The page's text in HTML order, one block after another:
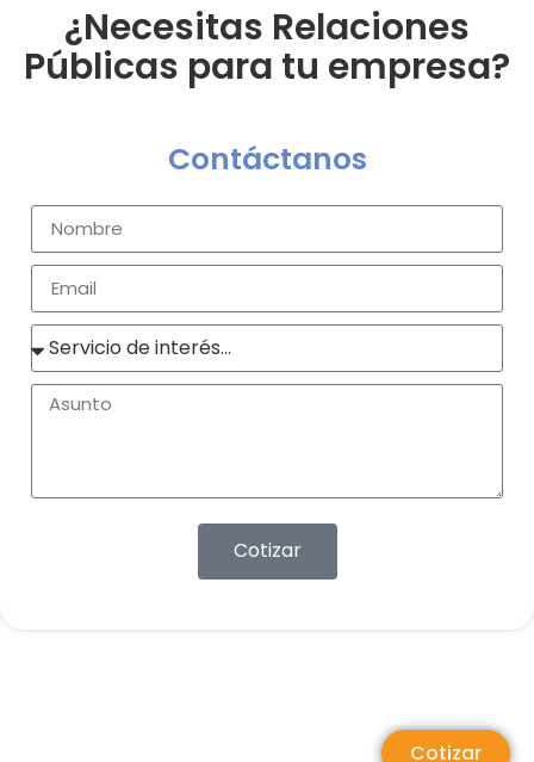
¿Necesitas Relaciones
Públicas para tu empresa?
Contáctanos
Cotizar
Cotizar